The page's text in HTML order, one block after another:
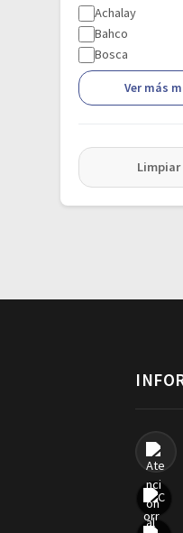
Achalay
Bahco
Bosca
Ver más